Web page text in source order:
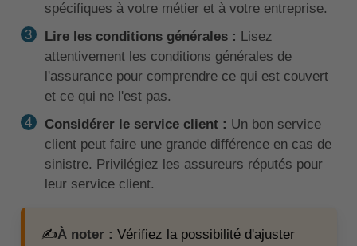
spécifiques à votre métier et à votre entreprise.
Lire les conditions générales : Lisez
attentivement les conditions générales de
l'assurance pour comprendre ce qui est couvert
et ce qui ne l'est pas.
Considérer le service client : Un bon service
client peut faire une grande différence en cas de
sinistre. Privilégiez les assureurs réputés pour
leur service client.
✍️À noter : Vérifiez la possibilité d'ajuster